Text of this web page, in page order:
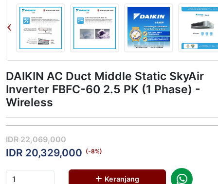
DAIKIN AC Duct Middle Static SkyAir
Inverter FBFC-60 2.5 PK (1 Phase) -
Wireless
IDR 22,069,000
IDR 20,329,000 (-8%)
Keranjang